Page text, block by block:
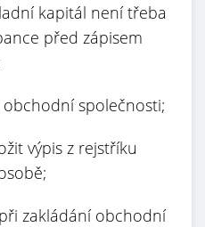
kapitál není třeba
před zápisem
společnosti;
výpis z rejstříku
zakládání obchodní